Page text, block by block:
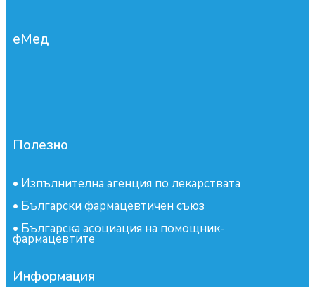
еМед
Полезно
• Изпълнителна агенция по лекарствата
• Български фармацевтичен съюз
• Българска асоциация на помощник-
фармацевтите
Информация